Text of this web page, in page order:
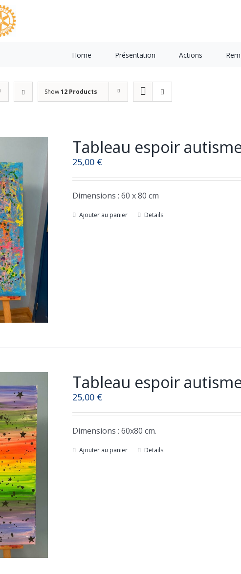
Home Présentation Actions
Show12 Products
Tableau espoir
25,00 €
Dimensions : 60 x 80 cm
Ajouter au panier Details
Tableau espoir
25,00 €
Dimensions : 60x80 cm.
Ajouter au panier Details